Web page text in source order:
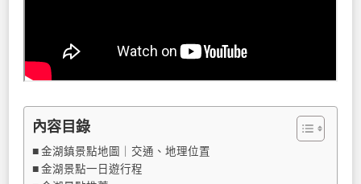
內容目錄
金湖鎮景點地圖｜交通、地理位置
金湖景點一日遊行程